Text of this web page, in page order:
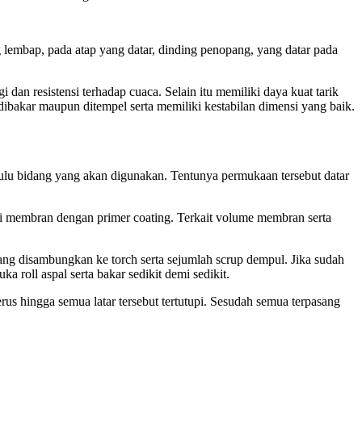
pada atap yang datar, dinding penopang, yang datar pada
dan resistensi terhadap cuaca. Selain itu memiliki daya kuat tarik
maupun ditempel serta memiliki kestabilan dimensi yang baik.
bidang yang akan digunakan. Tentunya permukaan tersebut datar
dengan primer coating. Terkait volume membran serta
disambungkan ke torch serta sejumlah scrup dempul. Jika sudah
roll aspal serta bakar sedikit demi sedikit.
hingga semua latar tersebut tertutupi. Sesudah semua terpasang